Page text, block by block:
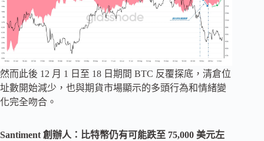
然而此後 12 月 1 日至 18 日期間 BTC 反覆探底，清倉位
址數開始減少，也與期貨市場顯示的多頭行為和情緒變
化完全吻合。
Santiment 創辦人：比特幣仍有可能跌至 75,000 美元左